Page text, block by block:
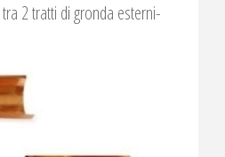
tra 2 tratti di gronda esterni-